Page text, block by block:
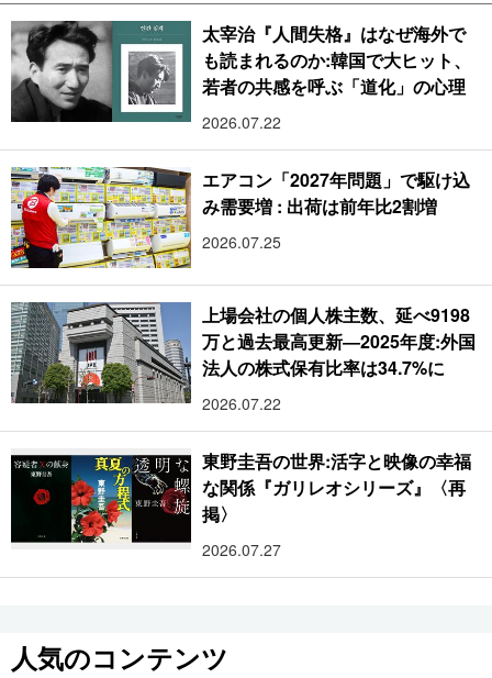
太宰治『人間失格』はなぜ海外で
も読まれるのか:韓国で大ヒット、
若者の共感を呼ぶ「道化」の心理
2026.07.22
エアコン「2027年問題」で駆け込
み需要増 : 出荷は前年比2割増
2026.07.25
上場会社の個人株主数、延べ9198
万と過去最高更新―2025年度:外国
法人の株式保有比率は34.7%に
2026.07.22
東野圭吾の世界:活字と映像の幸福
な関係『ガリレオシリーズ』〈再
掲〉
2026.07.27
人気のコンテンツ